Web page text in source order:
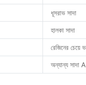
ধূসরাভ সাদা
হালকা সাদা
রেজিনের
অন্যান্য সাদা